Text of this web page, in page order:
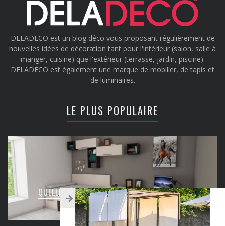
DELADECO est un blog déco vous proposant régulièrement de
nouvelles idées de décoration tant pour l'intérieur (salon, salle à
manger, cuisine) que l'extérieur (terrasse, jardin, piscine).
DELADECO est également une marque de mobilier, de tapis et
de luminaires.
LE PLUS POPULAIRE
QUELLE DÉCO POUR UNE CHAMBRE D’ADO ?
Juil 30, 2018 9